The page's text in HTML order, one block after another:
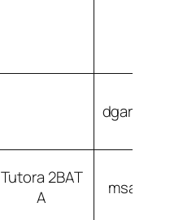
Tutora 2BAT
A